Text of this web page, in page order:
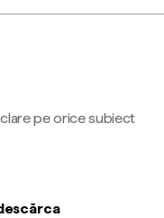
pe orice subiect